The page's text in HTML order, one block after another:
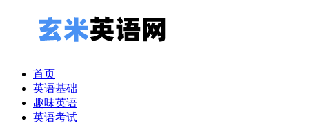
首页
英语基础
趣味英语
英语考试